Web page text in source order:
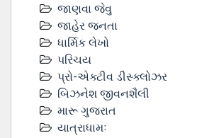
જાણવા જેવુ
જાહેર જનતા
ધાર્મિક લેખો
પરિચય
પ્રો-એક્ટીવ ડીસ્‍ક્લોઝર
બિઝનેશ જીવનશૈલી
મારૂ ગુજરાત
યાત્રાધામઃ